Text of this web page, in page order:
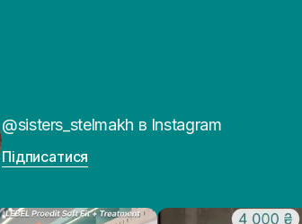
@sisters_stelmakh в Instagram
Підписатися